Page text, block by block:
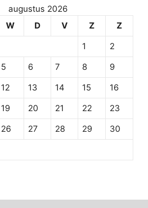
augustus 2026
W D V Z Z
1 2
5 6 7 8 9
12 13 14 15 16
19 20 21 22 23
26 27 28 29 30